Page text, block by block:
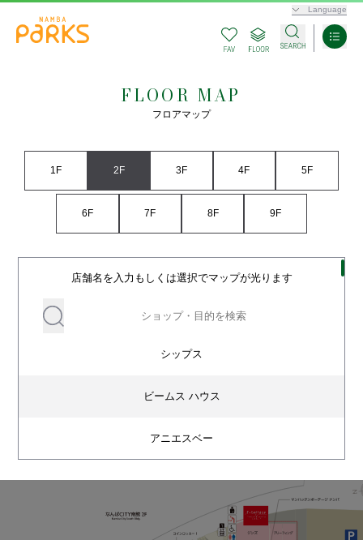
Language
FLOOR MAP
フロアマップ
1F 2F 3F 4F 5F
6F 7F 8F 9F
店舗名を入力もしくは選択でマップが光ります
シップス
ビームス ハウス
アニエスベー
ハー
ヒステリックグラマー